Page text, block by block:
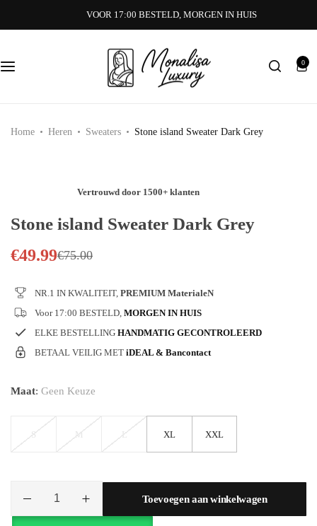
VOOR 17:00 BESTELD, MORGEN IN HUIS
0
Home Heren Sweaters Stone island Sweater Dark Grey
Vertrouwd door 1500+ klanten
Stone island Sweater Dark Grey
€75.00
€49.99
NR.1 IN KWALITEIT, PREMIUM MaterialeN
Voor 17:00 BESTELD, MORGEN IN HUIS
ELKE BESTELLING HANDMATIG GECONTROLEERD
BETAAL VEILIG MET iDEAL & Bancontact
Maat: Geen Keuze
S M XL XXL
Toevoegen aan winkelwagen
VESTEN
ZWEMBROEKEN
PETTEN
TRAININGSPAKKEN
DAMES SCHOENEN
DAMES SLIPPERS